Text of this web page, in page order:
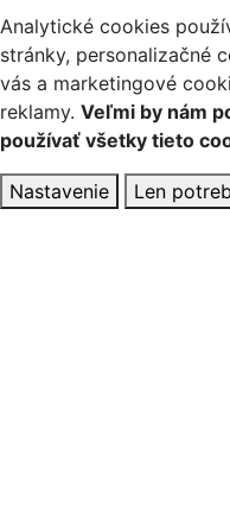
Analytické cookies
stránky, personalizačné
vás a marketingové
reklamy. Veľmi by nám
používať všetky tieto
Nastavenie Len